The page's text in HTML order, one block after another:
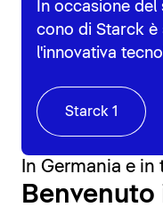
In occasione
cono di Starck
l'innovativa
Starck 1
In Germania e